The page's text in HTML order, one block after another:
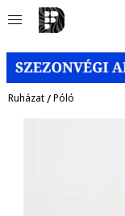
Ruházat/Póló